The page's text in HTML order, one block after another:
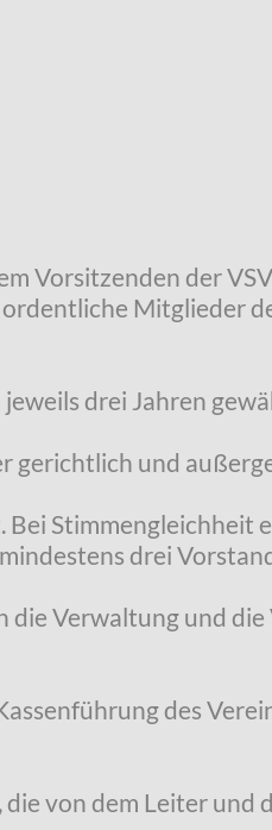
Vorsitzenden der
Mitglieder
drei Jahren
gerichtlich und
Stimmengleichheit
drei
die Verwaltung und
des
von dem Leiter und